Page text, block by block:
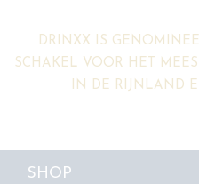
DRINXX IS
SCHAKEL VOOR HET
IN DE RIJNLAND
SHOP